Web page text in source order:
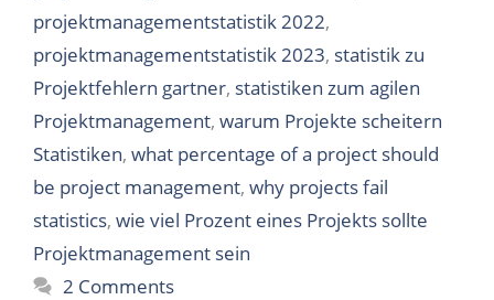
projektmanagementstatistik 2022,
projektmanagementstatistik 2023, statistik zu
Projektfehlern gartner, statistiken zum agilen
Projektmanagement, warum Projekte scheitern
Statistiken, what percentage of a project should
be project management, why projects fail
statistics, wie viel Prozent eines Projekts sollte
Projektmanagement sein
2 Comments